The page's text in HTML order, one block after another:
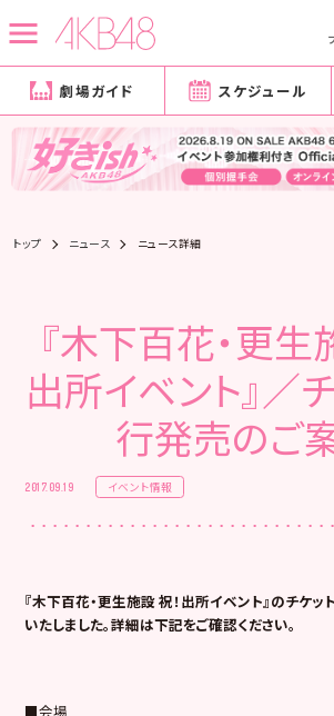
劇場ガイド スケジュール
トップ ニュース ニュース詳細
『木下百花・更生
出所イベント』／
行発売のご
2017.09.19 イベント情報
『木下百花・更生施設 祝！出所イベント』のチケ
いたしました。詳細は下記をご確認ください。
■会場